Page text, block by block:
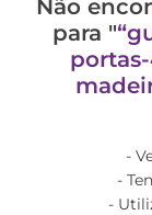
Não
para "